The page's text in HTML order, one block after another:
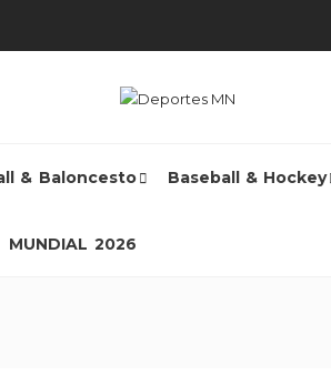
& Baloncesto Baseball & Hockey
MUNDIAL 2026